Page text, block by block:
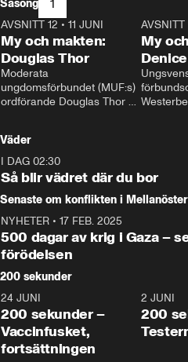
Säsong 1
26:27
AVSNITT 12 • 11 JUNI
My och makten:
Douglas Thor
Moderata
ungdomsförbundet (MUF:s)
ordförande Douglas Thor
tonårsutvisningarna och hur
Moderaterna ska locka
väljare till valet i höst.
AVSNITT
My
Väder
I DAG 02:30
Så blir vädret där du bor
Senaste om konflikten i
NYHETER • 17 FEB. 2025
500 dagar av krig i Gaza –
förödelsen
200 sekunder
5:00
24 JUNI
200 sekunder –
Vaccinfusket,
fortsättningen
2 JUNI
200